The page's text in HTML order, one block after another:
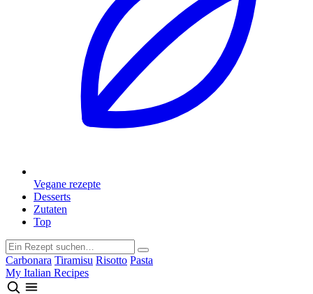
Vegane rezepte
Desserts
Zutaten
Top
Carbonara Tiramisu Risotto Pasta
My Italian Recipes